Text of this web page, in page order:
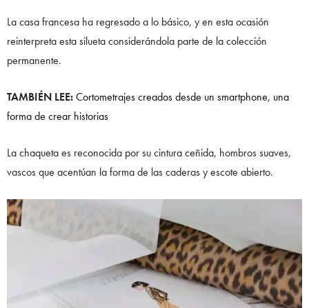
La casa francesa ha regresado a lo básico, y en esta ocasión
reinterpreta esta silueta considerándola parte de la colección
permanente.
TAMBIÉN LEE:Cortometrajes creados desde un smartphone, una
forma de crear historias
La chaqueta es reconocida por su cintura ceñida, hombros suaves,
vascos que acentúan la forma de las caderas y escote abierto.